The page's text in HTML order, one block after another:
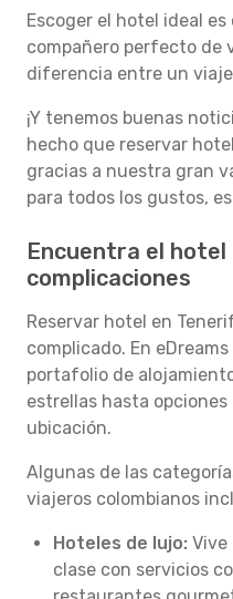
Escoger el hotel ideal
compañero perfecto de
diferencia entre un
¡Y tenemos buenas
hecho que reservar
gracias a nuestra gran
para todos los gustos,
Encuentra el hotel
complicaciones
Reservar hotel en
complicado. En
portafolio de
estrellas hasta
ubicación.
Algunas de las
viajeros colombianos
Hoteles de lujo: Vive
clase con servicios